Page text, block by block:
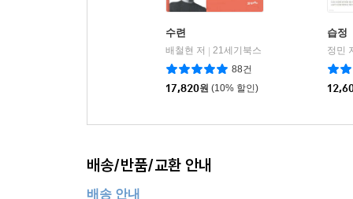
수련
배철현 저
21세기북스
88건
17,820원 (10% 할인)
습정
정민
배송/반품/교환 안내
배송 안내